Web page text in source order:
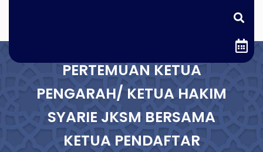
PERTEMUAN KETUA
PENGARAH/ KETUA HAKIM
SYARIE JKSM BERSAMA
KETUA PENDAFTAR